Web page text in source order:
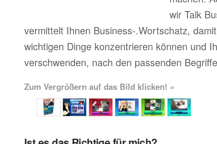
wir Talk
vermittelt Ihnen Business-.Wortschatz,
wichtigen Dinge konzentrieren können und
verschwenden, nach den passenden
Zum Vergrößern auf das Bild klicken! »